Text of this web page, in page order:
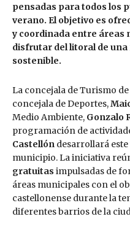
pensadas para todos los
verano. El objetivo es
y coordinada entre áreas
disfrutar del litoral de
sostenible.
La concejala de Turismo de
concejala de Deportes,
Medio Ambiente, Gonzalo
programación de
Castellón desarrollará
municipio. La iniciativa
gratuitas impulsadas de
áreas municipales con el
castellonense durante la
diferentes barrios de la